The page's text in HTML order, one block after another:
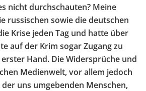
nicht durchschauten? Meine
russischen sowie die deutschen
Krise jeden Tag und hatte über
auf der Krim sogar Zugang zu
Hand. Die Widersprüche und
Medienwelt, vor allem jedoch
uns umgebenden Menschen,